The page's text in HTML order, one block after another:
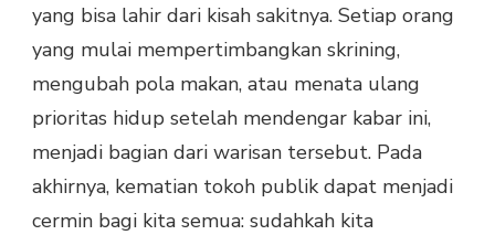
yang bisa lahir dari kisah sakitnya. Setiap orang
yang mulai mempertimbangkan skrining,
mengubah pola makan, atau menata ulang
prioritas hidup setelah mendengar kabar ini,
menjadi bagian dari warisan tersebut. Pada
akhirnya, kematian tokoh publik dapat menjadi
cermin bagi kita semua: sudahkah kita